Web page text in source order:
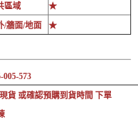
區域
★
/牆面/地面 ★
005-573
貨 或確認預購到貨時間 下單